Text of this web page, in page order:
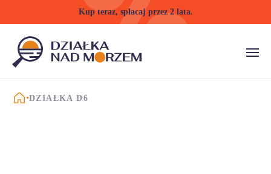
Kup teraz, spłacaj przez 2 lata.
STRONA GŁÓWNA
DZIAŁKA D6